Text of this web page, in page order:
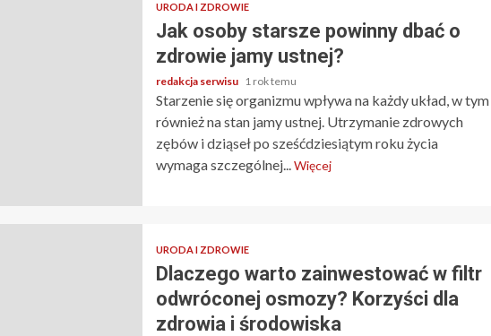
URODA I ZDROWIE
Jak osoby starsze powinny dbać o
zdrowie jamy ustnej?
redakcja serwisu 1 rok temu
Starzenie się organizmu wpływa na każdy układ, w tym
również na stan jamy ustnej. Utrzymanie zdrowych
zębów i dziąseł po sześćdziesiątym roku życia
wymaga szczególnej... Więcej
URODA I ZDROWIE
Dlaczego warto zainwestować w filtr
odwróconej osmozy? Korzyści dla
zdrowia i środowiska